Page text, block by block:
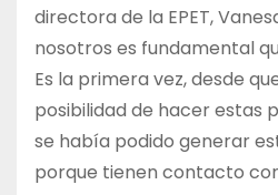
directora de la EPET,
nosotros es fundamental
Es la primera vez, desde
posibilidad de hacer estas
se había podido generar
porque tienen contacto